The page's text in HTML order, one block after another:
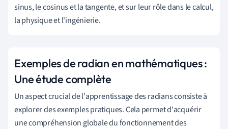
sinus, le cosinus et la tangente, et sur leur rôle dans le calcul,
la physique et l'ingénierie.
Exemples de radian en mathématiques :
Une étude complète
Un aspect crucial de l'apprentissage des radians consiste à
explorer des exemples pratiques. Cela permet d'acquérir
une compréhension globale du fonctionnement des